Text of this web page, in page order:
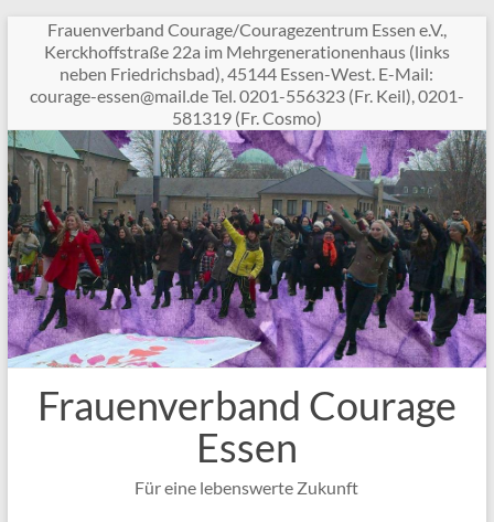
Inhalt
springen
Frauenverband Courage/Couragezentrum Essen e.V.,
Kerckhoffstraße 22a im Mehrgenerationenhaus (links
neben Friedrichsbad), 45144 Essen-West. E-Mail:
ed.li
am@ne
sse-e
garuo
c
Tel. 0201-556323 (Fr. Keil), 0201-
581319 (Fr. Cosmo)
Frauenverband Courage
Essen
Für eine lebenswerte Zukunft